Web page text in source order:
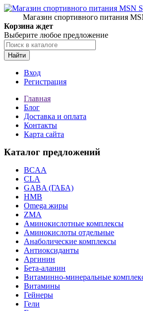
Магазин спортивного питания
Корзина ждет
Выберите любое предложение
Найти
Вход
Регистрация
Главная
Блог
Доставка и оплата
Контакты
Карта сайта
Каталог предложений
BCAA
CLA
GABA (ГАБА)
HMB
Omega жиры
ZMA
Аминокислотные комплексы
Аминокислоты отдельные
Анаболические комплексы
Антиоксиданты
Аргинин
Бета-аланин
Витаминно-минеральные
Витамины
Гейнеры
Гели